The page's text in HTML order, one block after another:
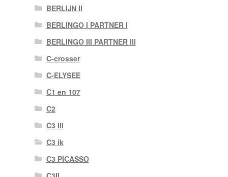
BERLIJN II
BERLINGO I PARTNER I
BERLINGO III PARTNER III
C-crosser
C-ELYSEE
C1 en 107
C2
C3 III
C3 ik
C3 PICASSO